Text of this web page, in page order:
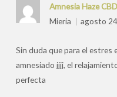
Amnesia Haze CBD
Mieria
agosto
Sin duda que para el estres
amnesiado jjjj, el
perfecta